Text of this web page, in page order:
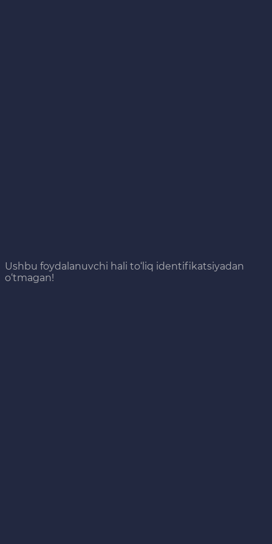
Ushbu foydalanuvchi hali to‘liq identifikatsiyadan
o‘tmagan!